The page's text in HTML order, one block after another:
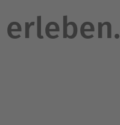
erleben.